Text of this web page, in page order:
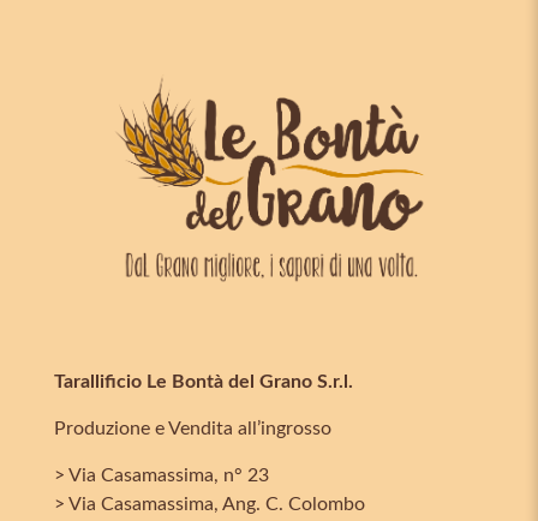
Tarallificio Le Bontà del Grano S.r.l.
Produzione e Vendita all’ingrosso
> Via Casamassima, n° 23
> Via Casamassima, Ang. C. Colombo